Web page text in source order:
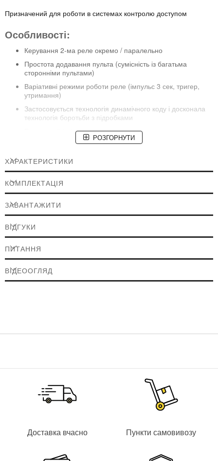
Призначений для роботи в системах контролю доступом
Особливості:
Керування 2-ма реле окремо / паралельно
Простота додавання пульта (сумісність із багатьма
сторонніми пультами)
Варіативні режими роботи реле (імпульс 3 сек, тригер,
утримання)
Застосовується технологія динамічного коду і досконала
технологія боротьби з підробками
Естетичний і мініатюрний дизайн, металева кнопка виходу
Обробка корпусу: зносостійка пластмаса, матовий, лиття
Технічні характеристики:
Дальність дії: 50 м
Робоча частота: 433.92 МГц
Живлення: DC 24V / 12 mA
Виходи: NO/NC/COM, NO/NC/COM
Тип батарейки в брелок: 27 А
Розміри: 60 x 42 x 28 мм
РОЗГОРНУТИ
ХАРАКТЕРИСТИКИ
КОМПЛЕКТАЦІЯ
ЗАВАНТАЖИТИ
ВІДГУКИ
ПИТАННЯ
ВІДЕООГЛЯД
Доставка вчасно Пункти самовивозу